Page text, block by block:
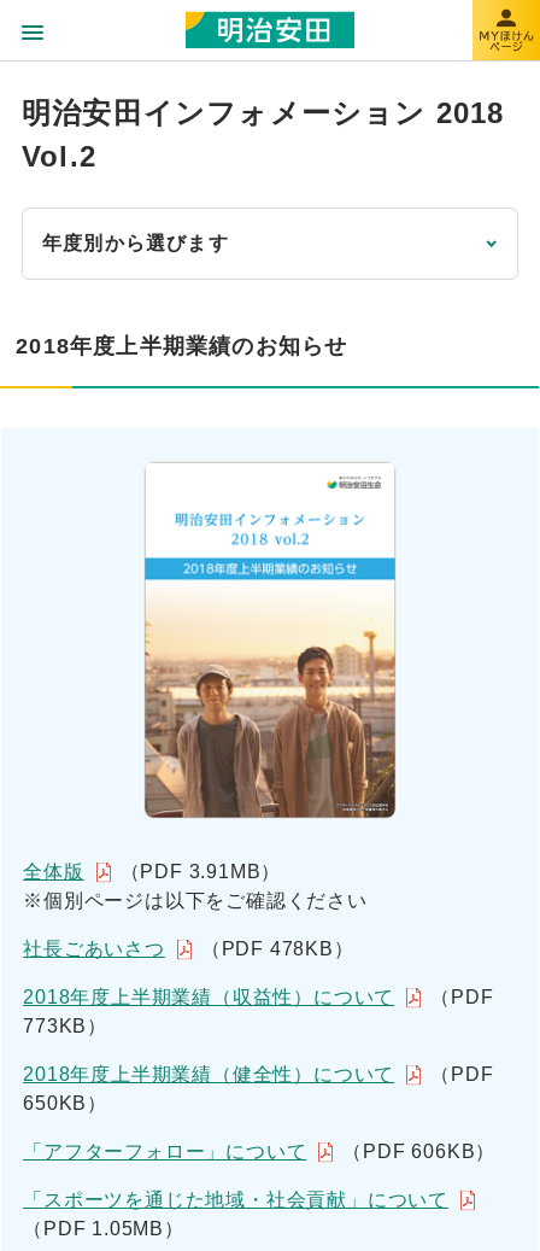
明治安田インフォメーション 2018
Vol.2
年度別から選びます
2018年度上半期業績のお知らせ
全体版
（PDF 3.91MB）
※個別ページは以下をご確認ください
社長ごあいさつ （PDF 478KB）
2018年度上半期業績（収益性）について
（PDF
773KB）
2018年度上半期業績（健全性）について
（PDF
650KB）
「アフターフォロー」について （PDF 606KB）
「スポーツを通じた地域・社会貢献」について
（PDF 1.05MB）